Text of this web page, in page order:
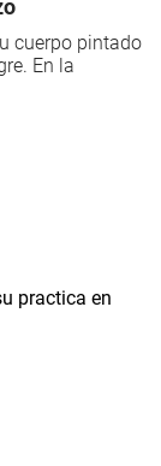
cuerpo pintado
En la